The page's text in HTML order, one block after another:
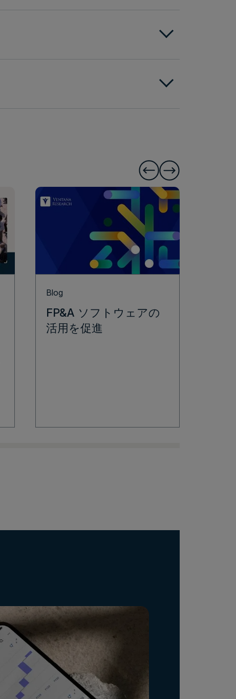
Blog
FP&A ソフトウェアの
活用を促進